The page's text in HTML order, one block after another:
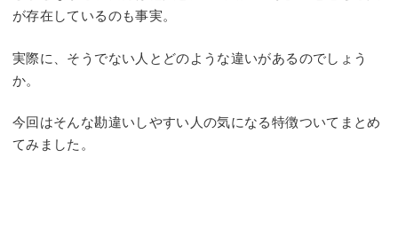
が存在しているのも事実。
実際に、そうでない人とどのような違いがあるのでしょう
か。
今回はそんな勘違いしやすい人の気になる特徴ついてまとめ
てみました。